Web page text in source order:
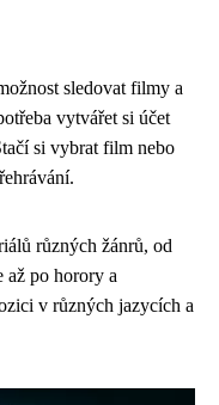
sledovat filmy a
vytvářet si účet
si vybrat film nebo
různých žánrů, od
až po horory a
v různých jazycích a